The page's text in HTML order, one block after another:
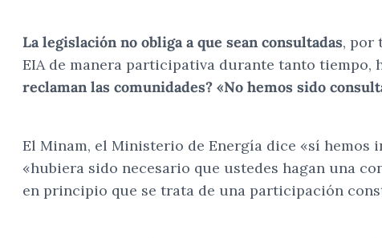
La legislación no obliga a que sean consultadas, por
EIA de manera participativa durante tanto tiempo,
reclaman las comunidades? «No hemos sido
El Minam, el Ministerio de Energía dice «sí
«hubiera sido necesario que ustedes hagan una
en principio que se trata de una participación